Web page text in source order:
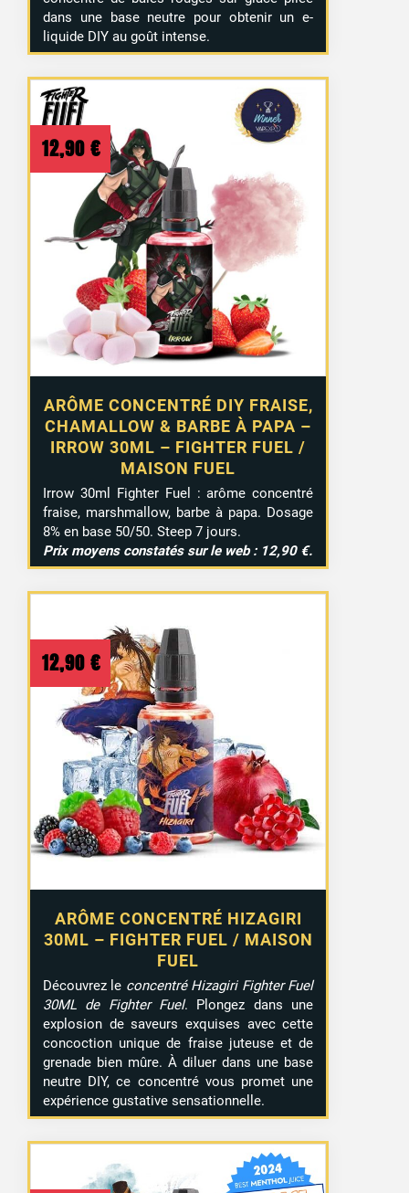
dans une base neutre pour obtenir un e-
liquide DIY au goût intense.
ARÔME CONCENTRÉ DIY FRAISE,
CHAMALLOW & BARBE À PAPA –
IRROW 30ML – FIGHTER FUEL /
MAISON FUEL
12,90 €
Irrow 30ml Fighter Fuel :arômeconcentré
fraise, marshmallow, barbeà papa. Dosage
8%en base 50/50.Steep7 jours.
Prix moyens constatés surle web : 12,90 €.
ARÔME CONCENTRÉ HIZAGIRI
30ML – FIGHTER FUEL / MAISON
FUEL
12,90 €
Découvrez le concentré Hizagiri Fighter Fuel
30ML de Fighter Fuel. Plongez dans une
explosion de saveurs exquises avec cette
concoction unique de fraise juteuse et de
grenade bien mûre. À diluer dans une base
neutre DIY, ce concentré vous promet une
expérience gustative sensationnelle.